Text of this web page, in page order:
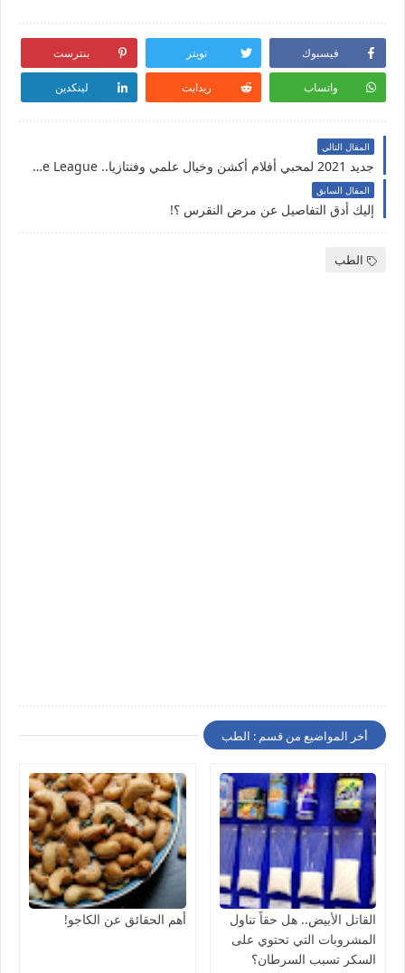
فيسبوك تويتر بنترست
واتساب ريدايت لينكدين
المقال التالي
جديد 2021 لمحبي أفلام أكشن وخيال علمي وفنتازيا.. Zack Snyder’s Justice League
المقال السابق
إليك أدق التفاصيل عن مرض النقرس ؟!
الطب
أخر المواضيع من قسم : الطب
القاتل الأبيض.. هل حقاً تناول
المشروبات التي تحتوي على
السكر تسبب السرطان؟
أهم الحقائق عن الكاجو!